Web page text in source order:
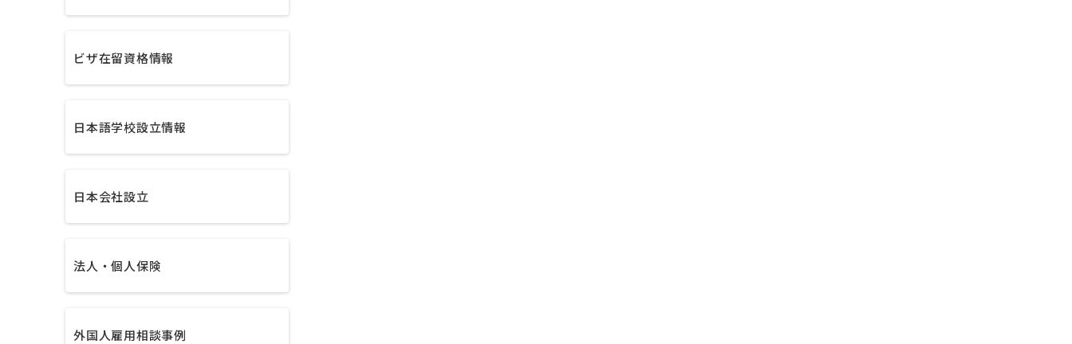
ビザ在留資格情報
日本語学校設立情報
日本会社設立
法人・個人保険
外国人雇用相談事例